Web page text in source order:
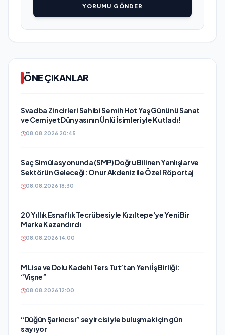
YORUMU GÖNDER
ÖNE ÇIKANLAR
Svadba Zincirleri Sahibi Semih Hot Yaş Gününü Sanat
ve Cemiyet Dünyasının Ünlü İsimleriyle Kutladı!
08.08.2026 20:45
Saç Simülasyonunda (SMP) Doğru Bilinen Yanlışlar ve
Sektörün Geleceği: Onur Akdeniz ile Özel Röportaj
08.08.2026 18:30
20 Yıllık Esnaflık Tecrübesiyle Kızıltepe'ye Yeni Bir
Marka Kazandırdı
08.08.2026 14:00
M Lisa ve Dolu Kadehi Ters Tut’tan Yeni İş Birliği:
“Vişne”
08.08.2026 12:00
“Düğün Şarkıcısı” seyircisiyle buluşmak için gün
sayıyor